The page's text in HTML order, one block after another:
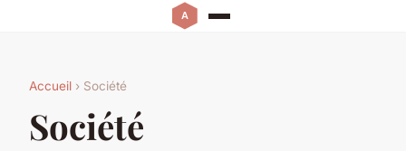
Accueil › Société
Société